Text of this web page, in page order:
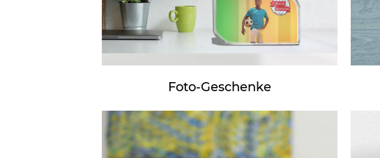
Foto-Geschenke